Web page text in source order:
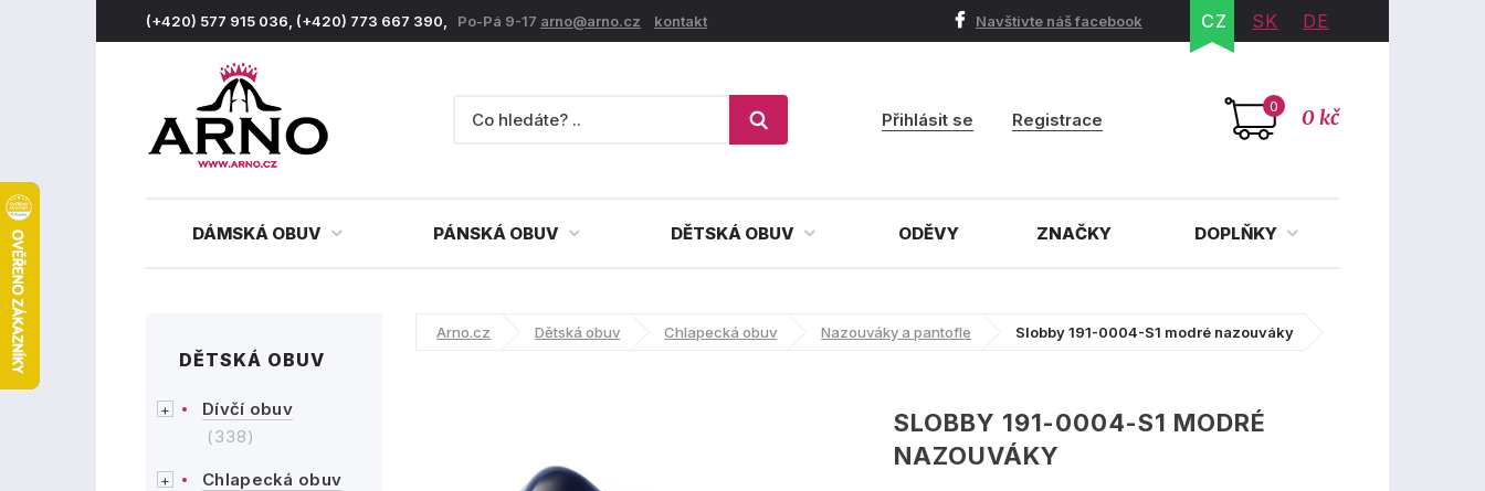
(+420) 577 915 036, (+420) 773 667 390, Po-Pá 9-17 arno@arno.cz kontakt Navštivte náš facebook CZ SK DE
0 0 kč
Přihlásit se Registrace
DÁMSKÁ OBUV PÁNSKÁ OBUV DĚTSKÁ OBUV ODĚVY ZNAČKY DOPLŇKY
DĚTSKÁ OBUV
Dívčí obuv
(338)
Chlapecká obuv
Arno.cz Dětská obuv Chlapecká obuv Nazouváky a pantofle Slobby 191-0004-S1 modré nazouváky
SLOBBY 191-0004-S1 MODRÉ
NAZOUVÁKY